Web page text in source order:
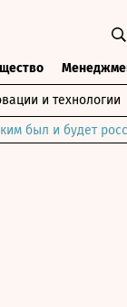
и технологии
был и будет